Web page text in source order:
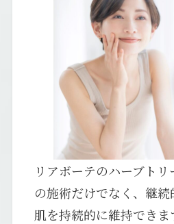
リアボーテのハーブト
の施術だけでなく、継
肌を持続的に維持できま